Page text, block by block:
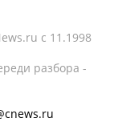
c 11.1998
разбора -